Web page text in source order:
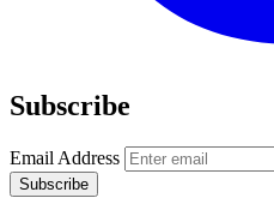
Subscribe
Email Address
Subscribe